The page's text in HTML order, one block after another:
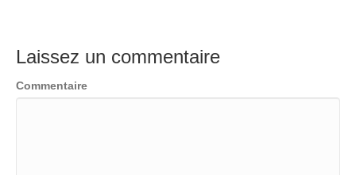
Laissez un commentaire
Commentaire